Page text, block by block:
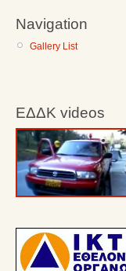
Navigation
Gallery List
ΕΔΔΚ videos